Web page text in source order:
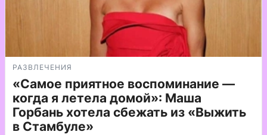
РАЗВЛЕЧЕНИЯ
«Самое приятное воспоминание —
когда я летела домой»: Маша
Горбань хотела сбежать из «Выжить
в Стамбуле»